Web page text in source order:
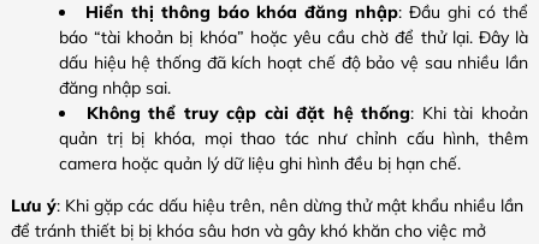
Hiển thị thông báo khóa đăng nhập: Đầu ghi có thể
báo “tài khoản bị khóa” hoặc yêu cầu chờ để thử lại. Đây là
dấu hiệu hệ thống đã kích hoạt chế độ bảo vệ sau nhiều lần
đăng nhập sai.
Không thể truy cập cài đặt hệ thống: Khi tài khoản
quản trị bị khóa, mọi thao tác như chỉnh cấu hình, thêm
camera hoặc quản lý dữ liệu ghi hình đều bị hạn chế.
Lưu ý: Khi gặp các dấu hiệu trên, nên dừng thử mật khẩu nhiều lần
để tránh thiết bị bị khóa sâu hơn và gây khó khăn cho việc mở